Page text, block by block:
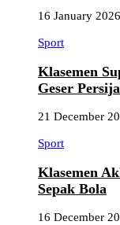
16 January 2026
Sport
Klasemen
Geser
21 December
Sport
Klasemen
Sepak Bola
16 December